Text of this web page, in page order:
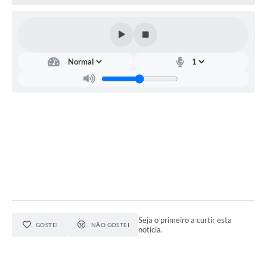
GOSTEI NÃO GOSTEI
Seja o primeiro a curtir esta
notícia.